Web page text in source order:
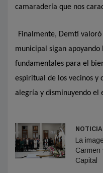
camaradería que nos
Finalmente, Demti
municipal sigan
fundamentales para el
espiritual de los vecinos y
alegría y disminuyendo el
La
Carmen
Capital